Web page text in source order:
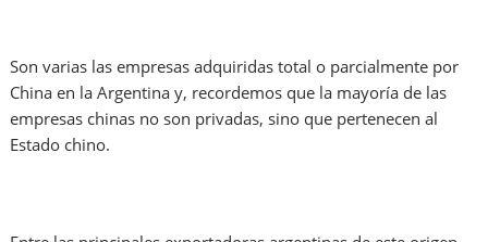
Son varias las empresas adquiridas total o parcialmente por
China en la Argentina y, recordemos que la mayoría de las
empresas chinas no son privadas, sino que pertenecen al
Estado chino.